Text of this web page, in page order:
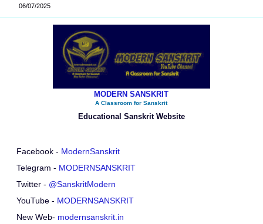
06/07/2025
MODERN SANSKRIT
A Classroom for Sanskrit
Educational Sanskrit Website
Facebook - ModernSanskrit
Telegram - MODERNSANSKRIT
Twitter - @SanskritModern
YouTube - MODERNSANSKRIT
New Web- modernsanskrit.in